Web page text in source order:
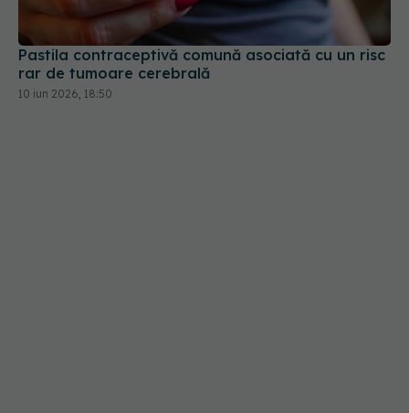
Pastila contraceptivă comună asociată cu un risc
rar de tumoare cerebrală
10 iun 2026, 18:50